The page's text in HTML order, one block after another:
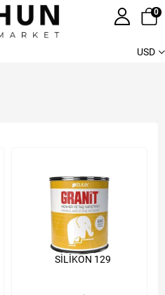
USD
0
SİLİKON 129